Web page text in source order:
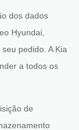
dos dados
Hyundai,
seu pedido. A Kia
a todos os
de